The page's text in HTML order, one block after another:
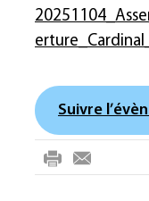
Suivre